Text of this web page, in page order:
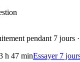
pendant 7 jours ·
h 47 minEssayer 7